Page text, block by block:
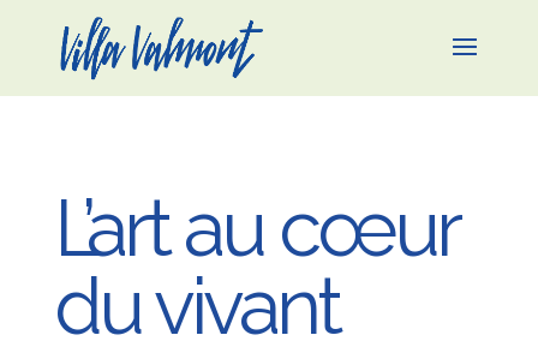
L’art au cœur
du vivant